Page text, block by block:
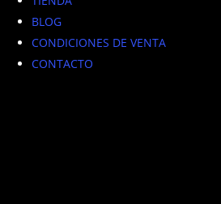
BLOG
CONDICIONES DE VENTA
CONTACTO